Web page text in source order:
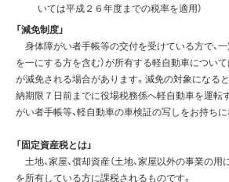
いては平成２６年度までの税率を適用）
「減免制度」
身体障がい者手帳等の交付を受けている方で、一
を一にする方を含む）が所有する軽自動車につい
が減免される場合があります。減免の対象になる
納期限７日前までに役場税務係へ軽自動車を運転
がい者手帳等、軽自動車の車検証の写しをお持ち
「固定資産税とは」
土地、家屋、償却資産（土地、家屋以外の事業の用
を所有している方に課税されるものです。